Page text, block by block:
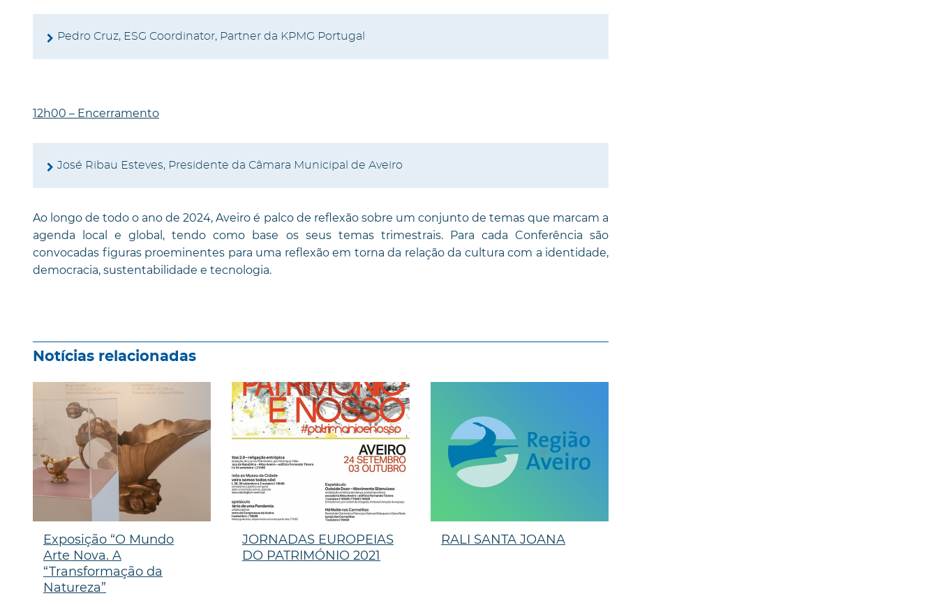
Pedro Cruz, ESG Coordinator, Partner da KPMG Portugal
12h00 – Encerramento
José Ribau Esteves, Presidente da Câmara Municipal de Aveiro
Ao longo de todo o ano de 2024, Aveiro é palco de reflexão sobre um conjunto de temas que marcam a
agenda local e global, tendo como base os seus temas trimestrais. Para cada Conferência são
convocadas figuras proeminentes para uma reflexão em torna da relação da cultura com a identidade,
democracia, sustentabilidade e tecnologia.
Notícias relacionadas
Exposição “O Mundo
Arte Nova. A
“Transformação da
Natureza”
JORNADAS EUROPEIAS
DO PATRIMÓNIO 2021
RALI SANTA JOANA